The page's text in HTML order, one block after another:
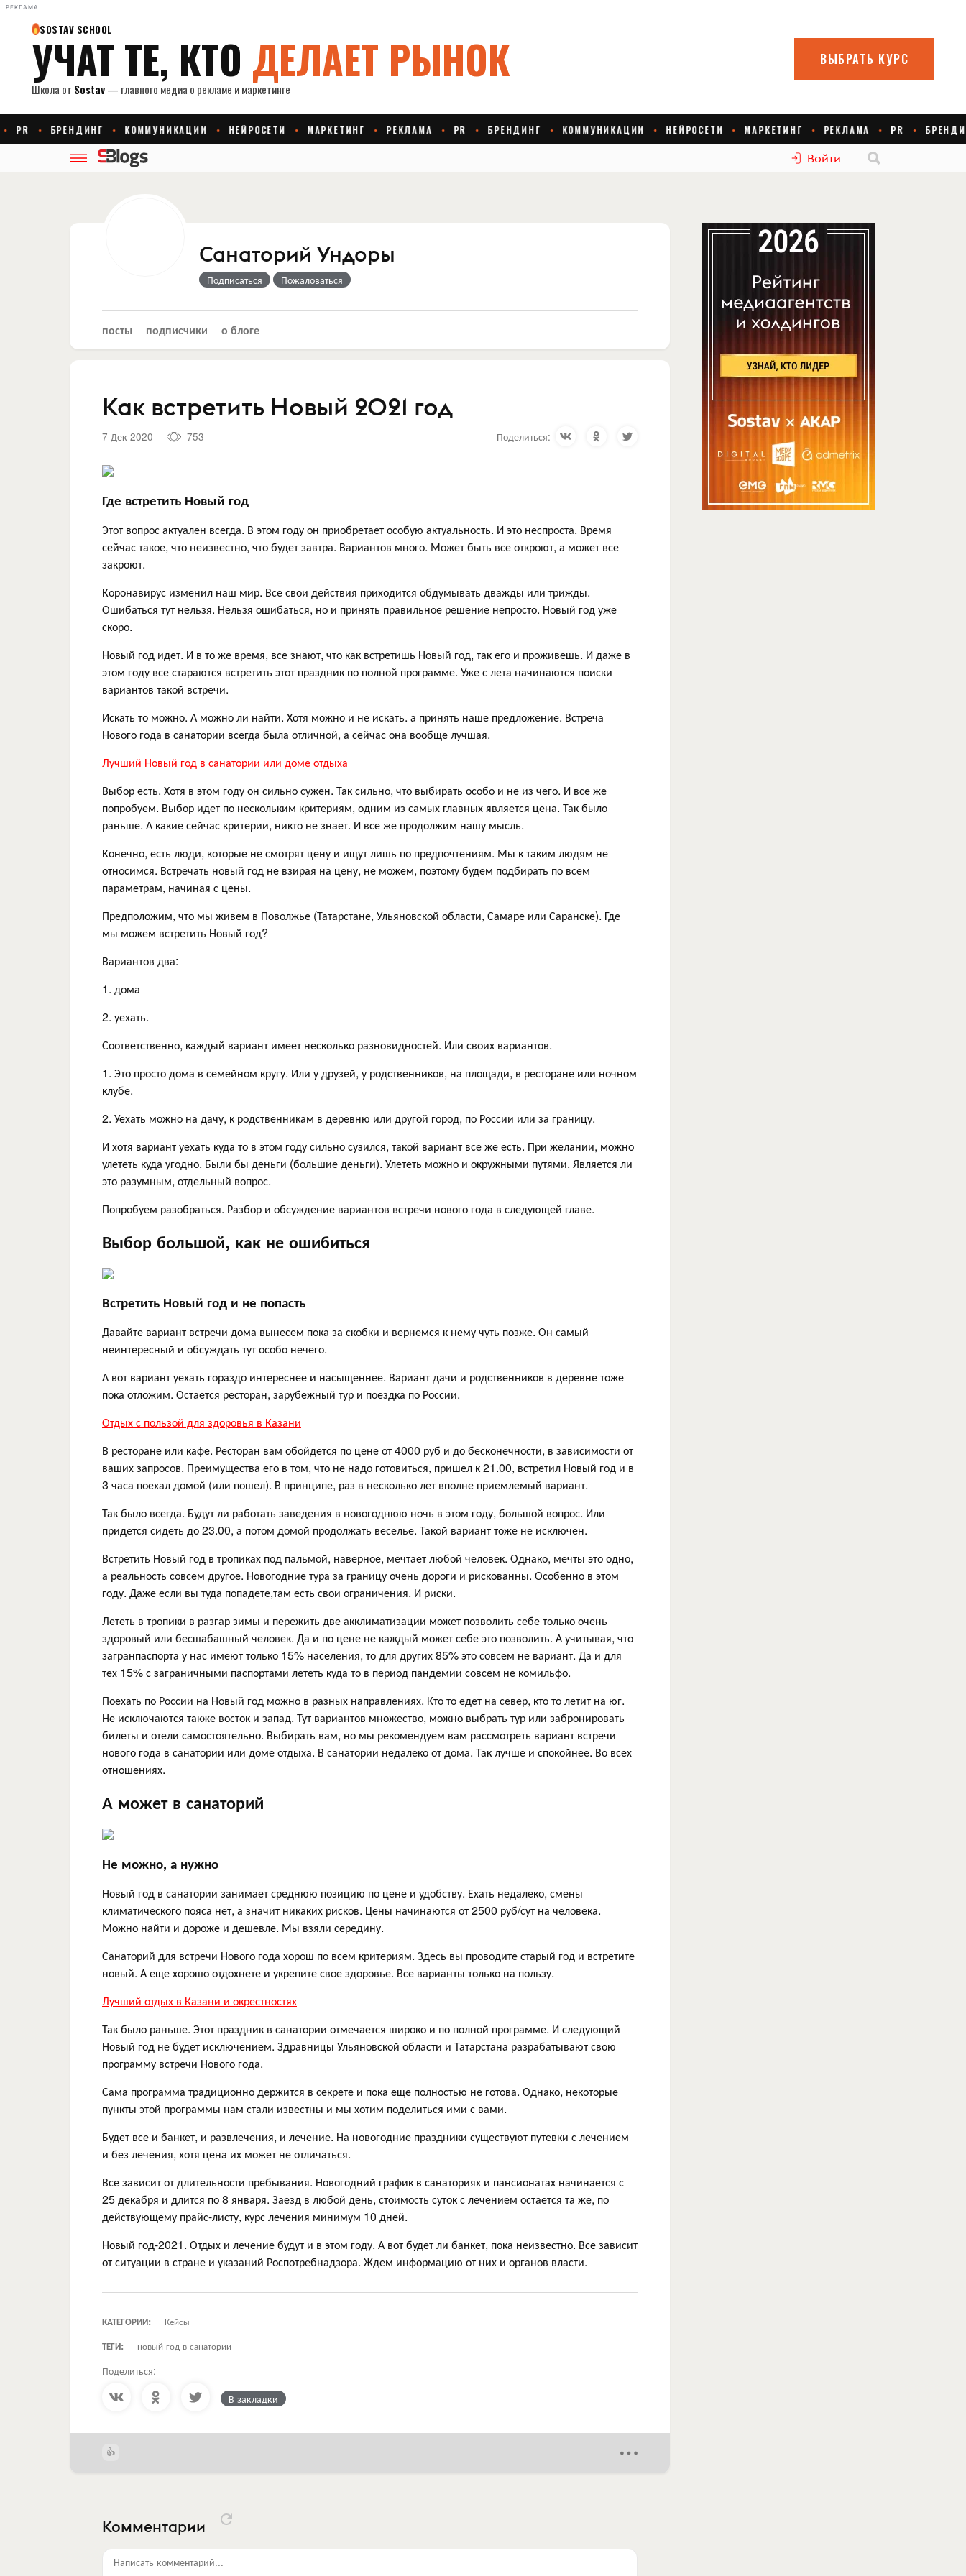
РЕКЛАМА
Войти
Санаторий Ундоры
Подписаться Пожаловаться
посты подписчики о блоге
Как встретить Новый 2021 год
7 Дек 2020 753 Поделиться:
Где встретить Новый год
Этот вопрос актуален всегда. В этом году он приобретает особую актуальность. И это неспроста. Время
сейчас такое, что неизвестно, что будет завтра. Вариантов много. Может быть все откроют, а может все
закроют.
Коронавирус изменил наш мир. Все свои действия приходится обдумывать дважды или трижды.
Ошибаться тут нельзя. Нельзя ошибаться, но и принять правильное решение непросто. Новый год уже
скоро.
Новый год идет. И в то же время, все знают, что как встретишь Новый год, так его и проживешь. И даже в
этом году все стараются встретить этот праздник по полной программе. Уже с лета начинаются поиски
вариантов такой встречи.
Искать то можно. А можно ли найти. Хотя можно и не искать. а принять наше предложение. Встреча
Нового года в санатории всегда была отличной, а сейчас она вообще лучшая.
Лучший Новый год в санатории или доме отдыха
Выбор есть. Хотя в этом году он сильно сужен. Так сильно, что выбирать особо и не из чего. И все же
попробуем. Выбор идет по нескольким критериям, одним из самых главных является цена. Так было
раньше. А какие сейчас критерии, никто не знает. И все же продолжим нашу мысль.
Конечно, есть люди, которые не смотрят цену и ищут лишь по предпочтениям. Мы к таким людям не
относимся. Встречать новый год не взирая на цену, не можем, поэтому будем подбирать по всем
параметрам, начиная с цены.
Предположим, что мы живем в Поволжье (Татарстане, Ульяновской области, Самаре или Саранске). Где
мы можем встретить Новый год?
Вариантов два:
1. дома
2. уехать.
Соответственно, каждый вариант имеет несколько разновидностей. Или своих вариантов.
1. Это просто дома в семейном кругу. Или у друзей, у родственников, на площади, в ресторане или ночном
клубе.
2. Уехать можно на дачу, к родственникам в деревню или другой город, по России или за границу.
И хотя вариант уехать куда то в этом году сильно сузился, такой вариант все же есть. При желании, можно
улететь куда угодно. Были бы деньги (большие деньги). Улететь можно и окружными путями. Является ли
это разумным, отдельный вопрос.
Попробуем разобраться. Разбор и обсуждение вариантов встречи нового года в следующей главе.
Выбор большой, как не ошибиться
Встретить Новый год и не попасть
Давайте вариант встречи дома вынесем пока за скобки и вернемся к нему чуть позже. Он самый
неинтересный и обсуждать тут особо нечего.
А вот вариант уехать гораздо интереснее и насыщеннее. Вариант дачи и родственников в деревне тоже
пока отложим. Остается ресторан, зарубежный тур и поездка по России.
Отдых с пользой для здоровья в Казани
В ресторане или кафе. Ресторан вам обойдется по цене от 4000 руб и до бесконечности, в зависимости от
ваших запросов. Преимущества его в том, что не надо готовиться, пришел к 21.00, встретил Новый год и в
3 часа поехал домой (или пошел). В принципе, раз в несколько лет вполне приемлемый вариант.
Так было всегда. Будут ли работать заведения в новогоднюю ночь в этом году, большой вопрос. Или
придется сидеть до 23.00, а потом домой продолжать веселье. Такой вариант тоже не исключен.
Встретить Новый год в тропиках под пальмой, наверное, мечтает любой человек. Однако, мечты это одно,
а реальность совсем другое. Новогодние тура за границу очень дороги и рискованны. Особенно в этом
году. Даже если вы туда попадете,там есть свои ограничения. И риски.
Лететь в тропики в разгар зимы и пережить две акклиматизации может позволить себе только очень
здоровый или бесшабашный человек. Да и по цене не каждый может себе это позволить. А учитывая, что
загранпаспорта у нас имеют только 15% населения, то для других 85% это совсем не вариант. Да и для
тех 15% с заграничными паспортами лететь куда то в период пандемии совсем не комильфо.
Поехать по России на Новый год можно в разных направлениях. Кто то едет на север, кто то летит на юг.
Не исключаются также восток и запад. Тут вариантов множество, можно выбрать тур или забронировать
билеты и отели самостоятельно. Выбирать вам, но мы рекомендуем вам рассмотреть вариант встречи
нового года в санатории или доме отдыха. В санатории недалеко от дома. Так лучше и спокойнее. Во всех
отношениях.
А может в санаторий
Не можно, а нужно
Новый год в санатории занимает среднюю позицию по цене и удобству. Ехать недалеко, смены
климатического пояса нет, а значит никаких рисков. Цены начинаются от 2500 руб/сут на человека.
Можно найти и дороже и дешевле. Мы взяли середину.
Санаторий для встречи Нового года хорош по всем критериям. Здесь вы проводите старый год и встретите
новый. А еще хорошо отдохнете и укрепите свое здоровье. Все варианты только на пользу.
Лучший отдых в Казани и окрестностях
Так было раньше. Этот праздник в санатории отмечается широко и по полной программе. И следующий
Новый год не будет исключением. Здравницы Ульяновской области и Татарстана разрабатывают свою
программу встречи Нового года.
Сама программа традиционно держится в секрете и пока еще полностью не готова. Однако, некоторые
пункты этой программы нам стали известны и мы хотим поделиться ими с вами.
Будет все и банкет, и развлечения, и лечение. На новогодние праздники существуют путевки с лечением
и без лечения, хотя цена их может не отличаться.
Все зависит от длительности пребывания. Новогодний график в санаториях и пансионатах начинается с
25 декабря и длится по 8 января. Заезд в любой день, стоимость суток с лечением остается та же, по
действующему прайс-листу, курс лечения минимум 10 дней.
Новый год-2021. Отдых и лечение будут и в этом году. А вот будет ли банкет, пока неизвестно. Все зависит
от ситуации в стране и указаний Роспотребнадзора. Ждем информацию от них и органов власти.
КАТЕГОРИИ:
Кейсы
ТЕГИ:
новый год в санатории
Поделиться:
В закладки
Комментарии
Написать комментарий...